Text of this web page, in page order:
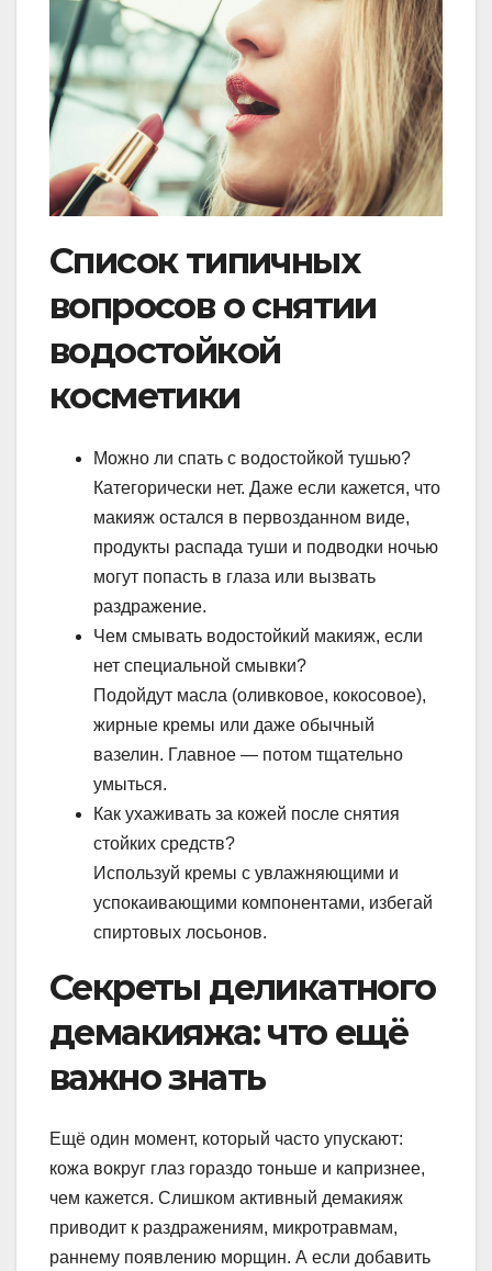
Список типичных
вопросов о снятии
водостойкой
косметики
Можно ли спать с водостойкой тушью?
Категорически нет. Даже если кажется, что
макияж остался в первозданном виде,
продукты распада туши и подводки ночью
могут попасть в глаза или вызвать
раздражение.
Чем смывать водостойкий макияж, если
нет специальной смывки?
Подойдут масла (оливковое, кокосовое),
жирные кремы или даже обычный
вазелин. Главное — потом тщательно
умыться.
Как ухаживать за кожей после снятия
стойких средств?
Используй кремы с увлажняющими и
успокаивающими компонентами, избегай
спиртовых лосьонов.
Секреты деликатного
демакияжа: что ещё
важно знать
Ещё один момент, который часто упускают:
кожа вокруг глаз гораздо тоньше и капризнее,
чем кажется. Слишком активный демакияж
приводит к раздражениям, микротравмам,
раннему появлению морщин. А если добавить